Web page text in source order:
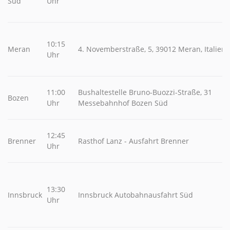
Meran
10:15
Uhr
4. Novemberstraße, 5, 39012 Meran, Italien
Bozen
11:00
Uhr
Bushaltestelle Bruno-Buozzi-Straße, 31
Messebahnhof Bozen Süd
Brenner
12:45
Uhr
Rasthof Lanz - Ausfahrt Brenner
Innsbruck
13:30
Uhr
Innsbruck Autobahnausfahrt Süd